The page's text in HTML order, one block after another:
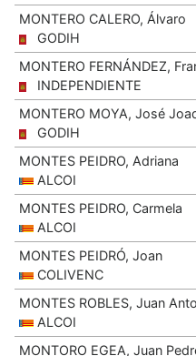
MONTERO CALERO, Álvaro
GODIH
MONTERO FERNÁNDEZ,
INDEPENDIENTE
MONTERO MOYA, José
GODIH
MONTES PEIDRO, Adriana
ALCOI
MONTES PEIDRO, Carmela
ALCOI
MONTES PEIDRÓ, Joan
COLIVENC
MONTES ROBLES, Juan
ALCOI
MONTORO EGEA, Juan